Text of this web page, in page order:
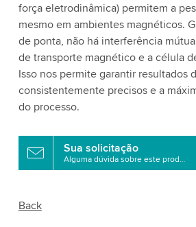
força eletrodinâmica) permitem a
mesmo em ambientes magnéticos.
de ponta, não há interferência
de transporte magnético e a célula
Isso nos permite garantir resultados
consistentemente precisos e a
do processo.
Sua solicitação
Alguma dúvida sobre este produto?
Back